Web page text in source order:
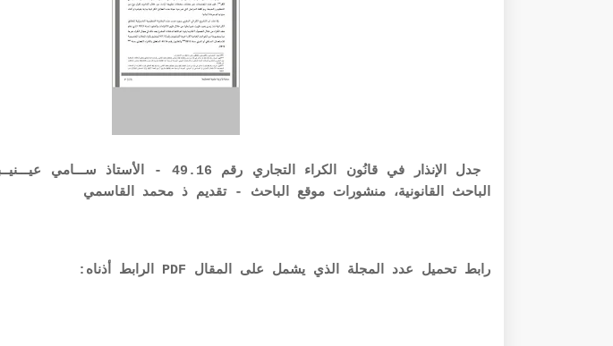
الباحث القانونية، منشورات موقع الباحث - تقديم ذ محمد القاسمي
رابط تحميل عدد المجلة الذي يشمل على المقال PDF الرابط أذناه: